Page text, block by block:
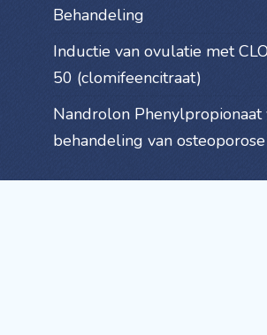
Behandeling
Inductie van ovulatie met
50 (clomifeencitraat)
Nandrolon Phenylpropionaat
behandeling van osteoporose